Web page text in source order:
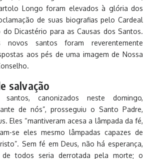
Longo foram elevados à glória dos
de suas biografias pelo Cardeal
do Dicastério para as Causas dos Santos.
novos santos foram reverentemente
aos pés de uma imagem de Nossa
salvação
canonizados neste domingo,
de nós”, prosseguiu o Santo Padre,
Eles “mantiveram acesa a lâmpada da fé,
se eles mesmo lâmpadas capazes de
Sem fé em Deus, não há esperança,
de todos seria derrotada pela morte; o